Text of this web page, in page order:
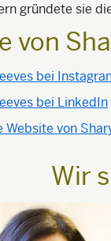
gründete sie
von
bei
bei LinkedIn
Website von
Wir